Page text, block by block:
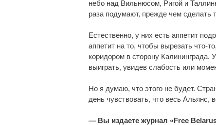
небо над Вильнюсом, Ригой и
раза подумают, прежде чем сделать
Естественно, у них есть аппетит
аппетит на то, чтобы вырезать что-то,
коридором в сторону Калининграда.
выиграть, увидев слабость или
Но я думаю, что этого не будет.
день чувствовать, что весь Альянс,
— Вы издаете журнал «Free